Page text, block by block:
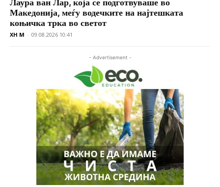
Македонија, меѓу водечките на најтешката
коњичка трка во светот
XH M - 09.08.2026 10:41
- Advertisement -